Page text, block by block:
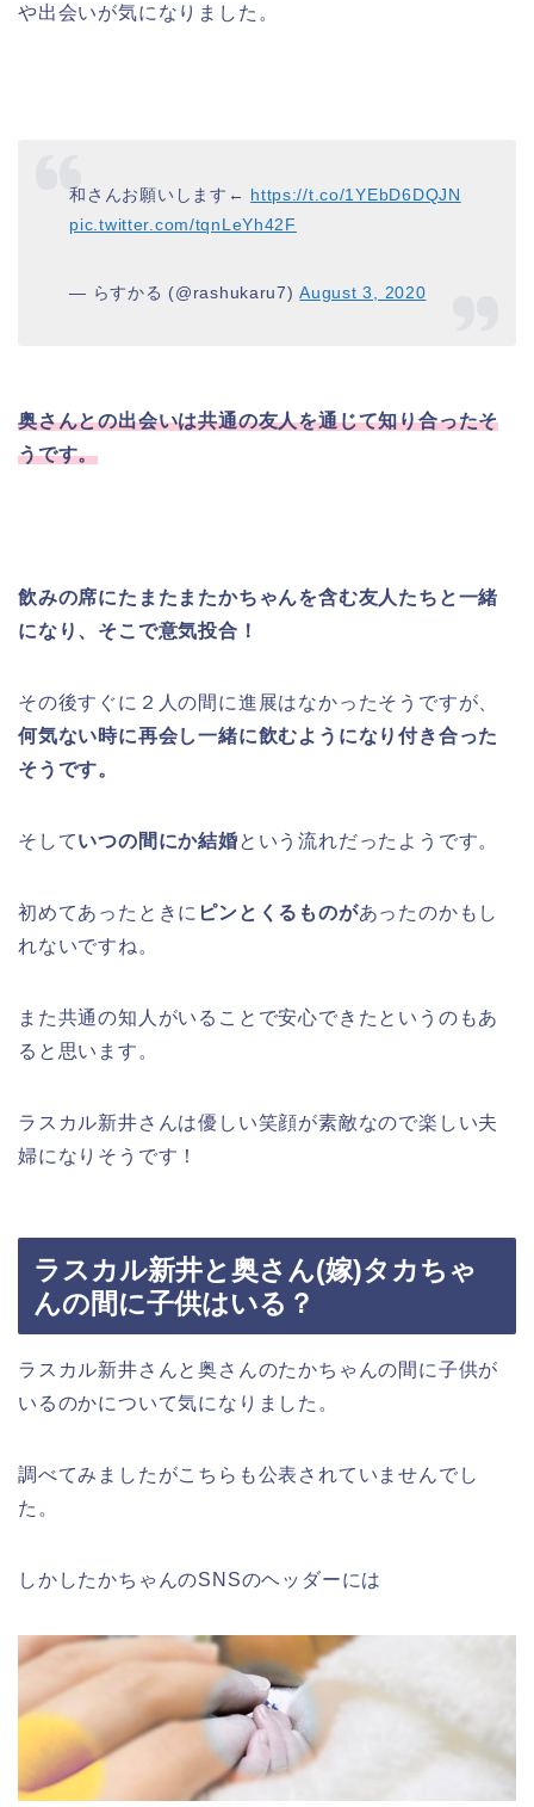
や出会いが気になりました。
和さんお願いします← https://t.co/1YEbD6DQJN
pic.twitter.com/tqnLeYh42F
— らすかる (@rashukaru7)August 3, 2020
奥さんとの出会いは共通の友人を通じて知り合ったそ
うです。
飲みの席にたまたまたかちゃんを含む友人たちと一緒
になり、そこで意気投合！
その後すぐに２人の間に進展はなかったそうですが、
何気ない時に再会し一緒に飲むようになり付き合った
そうです。
そしていつの間にか結婚という流れだったようです。
初めてあったときに ピンとくるものがあったのかもし
れないですね。
また共通の知人がいることで安心できたというのもあ
ると思います。
ラスカル新井さんは優しい笑顔が素敵なので楽しい夫
婦になりそうです！
ラスカル新井と奥さん(嫁)タカちゃ
んの間に子供はいる？
ラスカル新井さんと奥さんのたかちゃんの間に子供が
いるのかについて気になりました。
調べてみましたがこちらも公表されていませんでし
た。
しかしたかちゃんのSNSのヘッダーには